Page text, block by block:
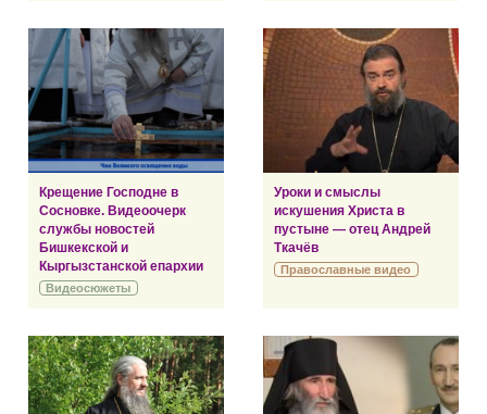
Крещение Господне в
Сосновке. Видеоочерк
службы новостей
Бишкекской и
Кыргызстанской епархии
Видеосюжеты
Уроки и смыслы
искушения Христа в
пустыне — отец Андрей
Ткачёв
Православные видео